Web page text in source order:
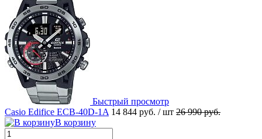
Быстрый просмотр
Casio Edifice ECB-40D-1A 14 844 руб. / шт 26 990 руб.
В корзину